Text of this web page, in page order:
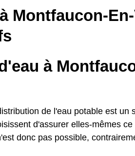
Montfaucon-
à
de l'eau potable est un
d'assurer elles-mêmes
donc pas possible,